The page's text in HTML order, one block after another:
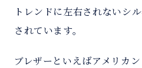
トレンドに左右されないシ
されています。
ブレザーといえばアメリカン